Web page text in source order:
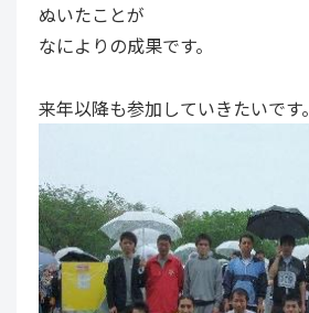
ぬいたことが
なによりの成果です。
来年以降も参加していきたいです。